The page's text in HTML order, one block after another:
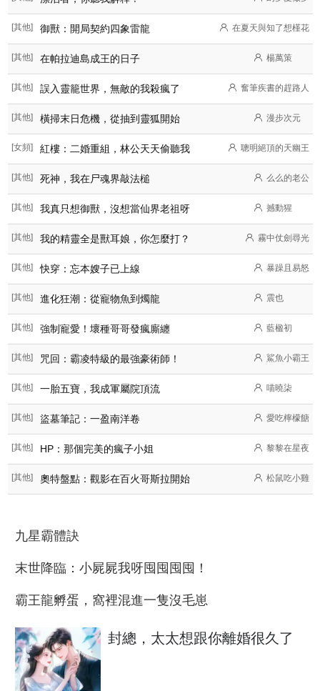
[其他] 御獸：開局契約四象雷龍 在夏天與知了想槿花
[其他] 在帕拉迪島成王的日子 楊萬策
[其他] 誤入靈籠世界，無敵的我殺瘋了 奮筆疾書的趕路人
[其他] 橫掃末日危機，從抽到靈狐開始 漫步次元
[女頻] 紅樓：二婚重組，林公天天偷聽我 聰明絕頂的天幽王
[其他] 死神，我在尸魂界敲法槌 么么的老公
[其他] 我真只想御獸，沒想當仙界老祖呀 撼動猩
[其他] 我的精靈全是獸耳娘，你怎麼打？ 霧中仗劍尋光
[其他] 快穿：忘本嫂子已上線 暴躁且易怒
[其他] 進化狂潮：從寵物魚到燭龍 震也
[其他] 強制寵愛！壞種哥哥發瘋廝纏 藍楹初
[其他] 咒回：霸凌特級的最強豪術師！ 鯊魚小霸王
[其他] 一胎五寶，我成軍屬院頂流 喵曉柒
[其他] 盜墓筆記：一盈南洋卷 愛吃檸檬餹
[其他] HP：那個完美的瘋子小姐 黎黎在星夜
[其他] 奧特盤點：觀影在百火哥斯拉開始 松鼠吃小雞
九星霸體訣
末世降臨：小屍屍我呀囤囤囤囤！
霸王龍孵蛋，窩裡混進一隻沒毛崽
封總，太太想跟你離婚很久了